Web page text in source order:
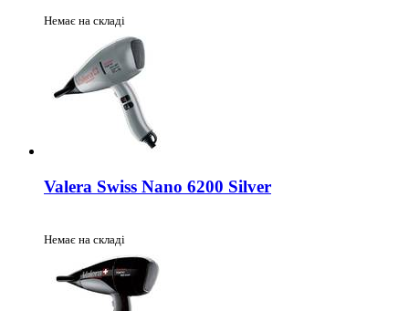
Немає на складі
Valera Swiss Nano 6200 Silver
Немає на складі